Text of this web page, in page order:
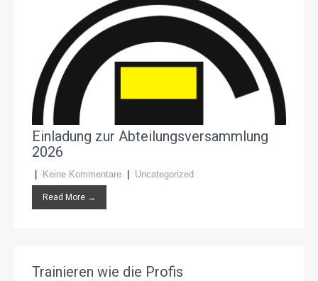
Einladung zur Abteilungsversammlung
2026
Keine Kommentare Uncategorized
Read More →
Trainieren wie die Profis